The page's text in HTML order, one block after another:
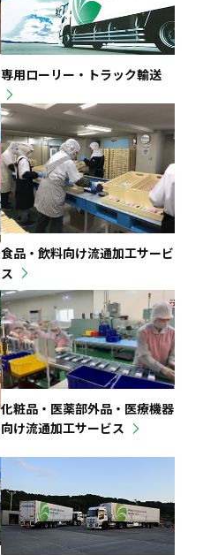
専用ローリー・トラック輸送
食品・飲料向け流通加工サービ
ス
化粧品・医薬部外品・医療機器
向け流通加工サービス